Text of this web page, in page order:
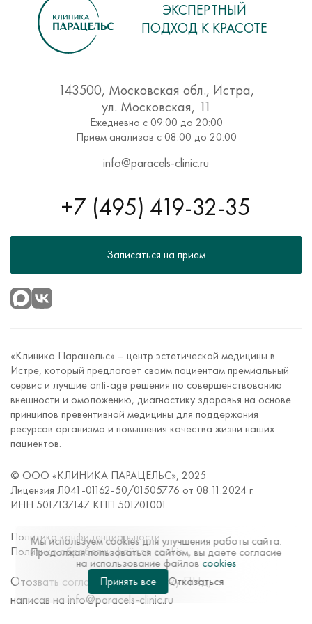
Лазерная стоматология
Компьютерная томография
Лимфодренажный массаж тела
Массаж верхних конечностей
Вакуумный массаж
Антицеллюлитный массаж
Гастроэнтерология
Гинекология
Дерматология
Неврология
IV-терапия
Чекап для женщин «Женское здоровье 20+»
Биоимпедансометрия
Превентивная (антивозрастная) медицина
Контрацептив для подкожного введения «Импланон»
Звуковая терапия
Индивидуальная программа питания «Иммунохелс»
Чекап «Женское здоровье 40+»
Вертеброневрология
Офтальмология
Чек-ап «С заботой о маме»
ОКТ глаз
Ревматология
ЭКСПЕРТНЫЙ
ПОДХОД К КРАСОТЕ
143500, Московская обл., Истра,
ул. Московская, 11
Ежедневно с 09:00 до 20:00
Приём анализов с 08:00 до 20:00
info@paracels-clinic.ru
+7 (495) 419-32-35
Записаться на прием
«Клиника Парацельс» – центр эстетической медицины в
Истре, который предлагает своим пациентам премиальный
сервис и лучшие anti-age решения по совершенствованию
внешности и омоложению, диагностику здоровья на основе
принципов превентивной медицины для поддержания
ресурсов организма и повышения качества жизни наших
пациентов.
© ООО «КЛИНИКА ПАРАЦЕЛЬС», 2025
Лицензия Л041-01162-50/01505776 от 08.11.2024 г.
ИНН 5017137147 КПП 501701001
Политика конфиденциальности
Политика обработки файлов cookie
Отозвать согласие на обработку ПНд,
написав на info@paracels-clinic.ru
Мы используем cookies для улучшения работы сайта.
Продолжая пользоваться сайтом, вы даёте согласие
на использование файлов cookies
Принять все
Отказаться